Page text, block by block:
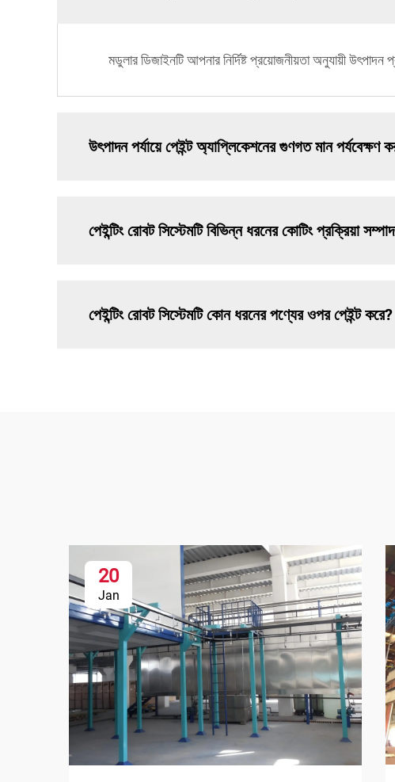
মডুলার ডিজাইনটি আপনার নির্দিষ্ট প্রয়োজনীয়তা অনুযায়ী
উৎপাদন পর্যায়ে পেইন্ট অ্যাপ্লিকেশনের গুণগত মান পর্যবেক্ষণ
পেইন্টিং রোবট সিস্টেমটি বিভিন্ন ধরনের কোটিং প্রক্রিয়া
পেইন্টিং রোবট সিস্টেমটি কোন ধরনের পণ্যের ওপর পেইন্ট করে?
20
Jan